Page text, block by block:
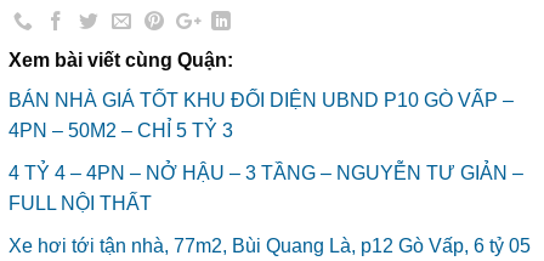
Xem bài viết cùng Quận:
BÁN NHÀ GIÁ TỐT KHU ĐỐI DIỆN UBND P10 GÒ VẤP –
4PN – 50M2 – CHỈ 5 TỶ 3
4 TỶ 4 – 4PN – NỞ HẬU – 3 TẦNG – NGUYỄN TƯ GIẢN –
FULL NỘI THẤT
Xe hơi tới tận nhà, 77m2, Bùi Quang Là, p12 Gò Vấp, 6 tỷ 05